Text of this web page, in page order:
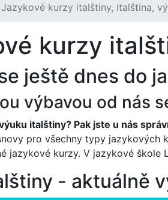
Jazykové kurzy italštiny, italština,
kurzy
ještě dnes do
výbavou od nás
italštiny? Pak jste u nás
pro všechny typy jazykových
jazykové kurzy. V jazykové škole
- aktuálně